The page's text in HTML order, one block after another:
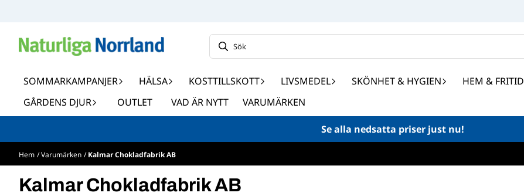
SOMMARKAMPANJER HÄLSA KOSTTILLSKOTT LIVSMEDEL SKÖNHET & HYGIEN HEM & FRITID
GÅRDENS DJUR
OUTLET VAD ÄR NYTT VARUMÄRKEN
Se alla nedsatta priser just nu!
Hem /Varumärken /Kalmar Chokladfabrik AB
Kalmar Chokladfabrik AB